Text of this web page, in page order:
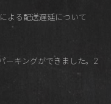
よる配送遅延について
ーキングができました。2